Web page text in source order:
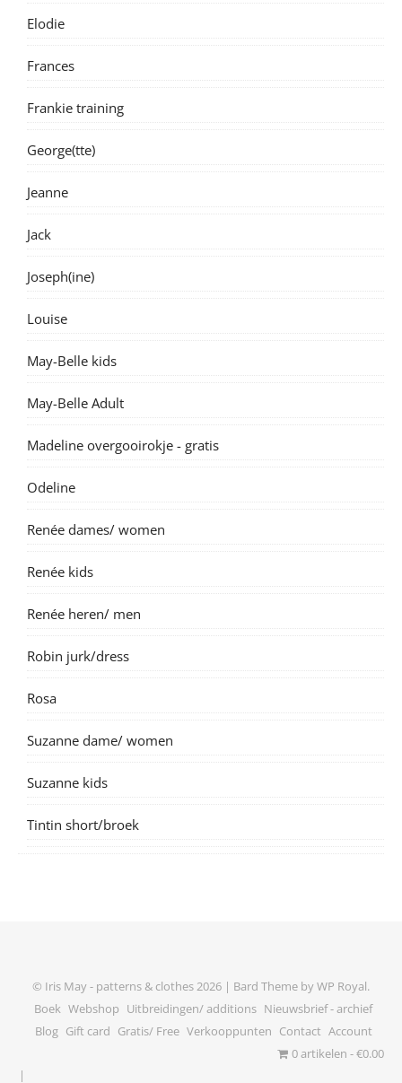
Elodie
Frances
Frankie training
George(tte)
Jeanne
Jack
Joseph(ine)
Louise
May-Belle kids
May-Belle Adult
Madeline overgooirokje - gratis
Odeline
Renée dames/ women
Renée kids
Renée heren/ men
Robin jurk/dress
Rosa
Suzanne dame/ women
Suzanne kids
Tintin short/broek
© Iris May - patterns & clothes 2026 | Bard Theme byWP Royal.
Boek Webshop Uitbreidingen/ additions Nieuwsbrief - archief
Blog Gift card Gratis/ Free Verkooppunten Contact Account
0 artikelen
€0.00